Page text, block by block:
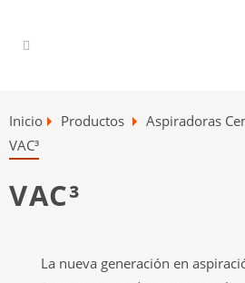
Inicio Productos
Aspiradoras
VAC³
VAC³
La nueva generación en